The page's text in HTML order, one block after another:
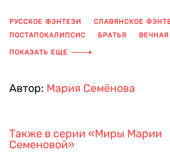
РУССКОЕ ФЭНТЕЗИ
СЛАВЯНСКОЕ
ПОСТАПОКАЛИПСИС
БРАТЬЯ
ПРИРОДНЫЙ КАТАКЛИЗМ
ПОКАЗАТЬ ЕЩЕ
Автор: Мария Семёнова
Также в серии «Миры Марии
Семеновой»